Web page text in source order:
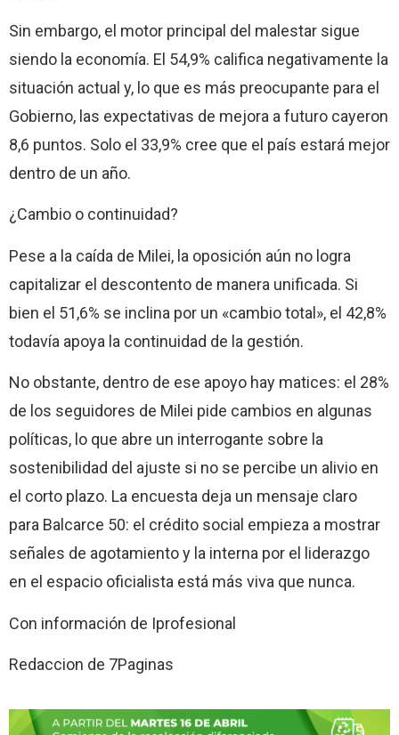
Sin embargo, el motor principal del malestar sigue
siendo la economía. El 54,9% califica negativamente la
situación actual y, lo que es más preocupante para el
Gobierno, las expectativas de mejora a futuro cayeron
8,6 puntos. Solo el 33,9% cree que el país estará mejor
dentro de un año.
¿Cambio o continuidad?
Pese a la caída de Milei, la oposición aún no logra
capitalizar el descontento de manera unificada. Si
bien el 51,6% se inclina por un «cambio total», el 42,8%
todavía apoya la continuidad de la gestión.
No obstante, dentro de ese apoyo hay matices: el 28%
de los seguidores de Milei pide cambios en algunas
políticas, lo que abre un interrogante sobre la
sostenibilidad del ajuste si no se percibe un alivio en
el corto plazo. La encuesta deja un mensaje claro
para Balcarce 50: el crédito social empieza a mostrar
señales de agotamiento y la interna por el liderazgo
en el espacio oficialista está más viva que nunca.
Con información de Iprofesional
Redaccion de 7Paginas